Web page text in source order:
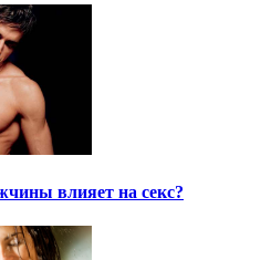
влияет на секс?